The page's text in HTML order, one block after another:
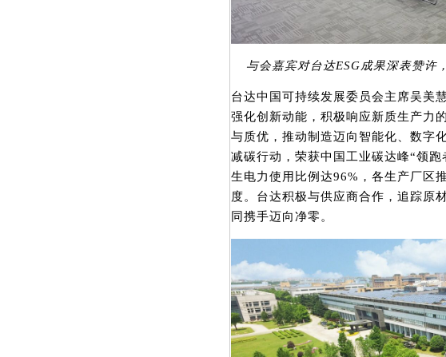
与会嘉宾对台达ESG成果深表赞许
台达中国可持续发展委员会主席吴美
强化创新动能，积极响应新质生产力
与质优，推动制造迈向智能化、数字
减碳行动，荣获中国工业碳达峰“领
生电力使用比例达96%，各生产厂区
度。台达积极与供应商合作，追踪原
同携手迈向净零。